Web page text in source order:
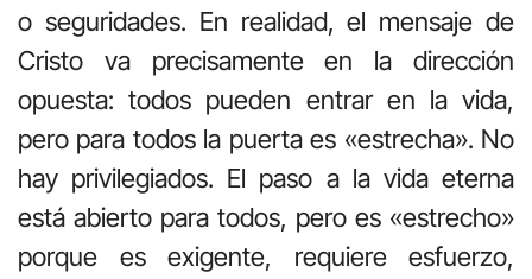
o seguridades. En realidad, el mensaje de
Cristo va precisamente en la dirección
opuesta: todos pueden entrar en la vida,
pero para todos la puerta es «estrecha». No
hay privilegiados. El paso a la vida eterna
está abierto para todos, pero es «estrecho»
porque es exigente, requiere esfuerzo,